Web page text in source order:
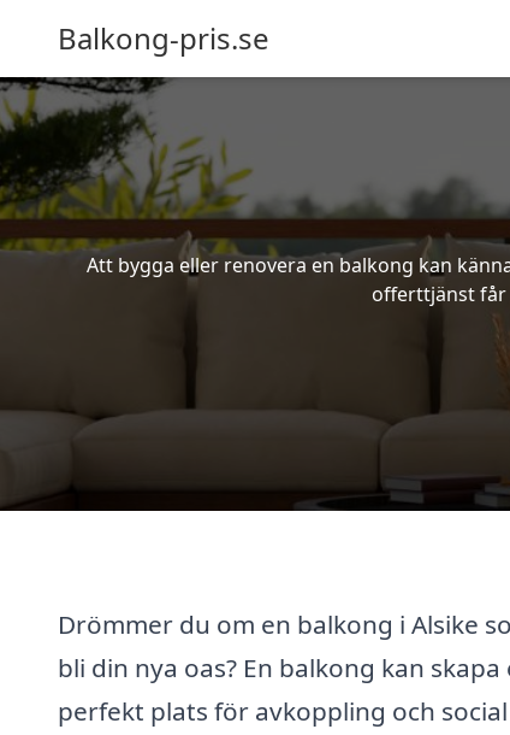
Balkong-pris.se
Att bygga eller renovera en balkong kan
offerttjänst får
Drömmer du om en balkong i Alsike
bli din nya oas? En balkong kan skapa
perfekt plats för avkoppling och social